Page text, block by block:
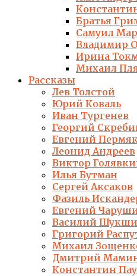
Братья
Самуил
Владимир
Ирина
Михаил
Рассказы
Лев Толстой
Юрий Коваль
Иван Тургенев
Георгий
Евгений
Леонид Андреев
Виктор
Илья Бутман
Сергей Аксаков
Фазиль
Евгений
Василий
Григорий
Михаил
Дмитрий
Константин